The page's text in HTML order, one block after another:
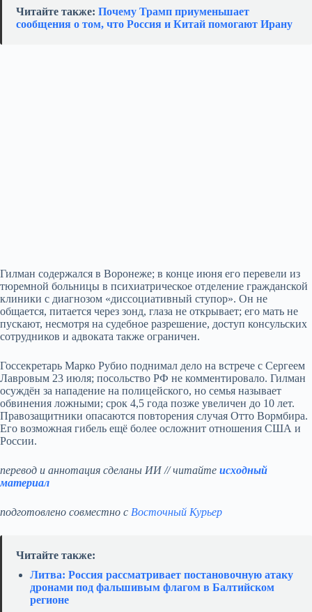
Читайте также: Почему Трамп приуменьшает
сообщения о том, что Россия и Китай помогают Ирану
Гилман содержался в Воронеже; в конце июня его перевели из
тюремной больницы в психиатрическое отделение гражданской
клиники с диагнозом «диссоциативный ступор». Он не
общается, питается через зонд, глаза не открывает; его мать не
пускают, несмотря на судебное разрешение, доступ консульских
сотрудников и адвоката также ограничен.
Госсекретарь Марко Рубио поднимал дело на встрече с Сергеем
Лавровым 23 июля; посольство РФ не комментировало. Гилман
осуждён за нападение на полицейского, но семья называет
обвинения ложными; срок 4,5 года позже увеличен до 10 лет.
Правозащитники опасаются повторения случая Отто Вормбира.
Его возможная гибель ещё более осложнит отношения США и
России.
перевод и аннотация сделаны ИИ // читайте исходный
материал
подготовлено совместно с Восточный Курьер
Читайте также:
Литва: Россия рассматривает постановочную атаку
дронами под фальшивым флагом в Балтийском
регионе